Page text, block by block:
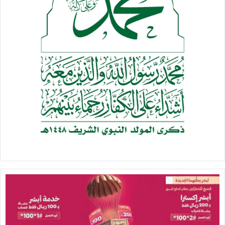
كما توجه الشيخ قاسم إلى أبناء قطاع غزة، قائلاً “أنتم مع
وستبقى فلسطين لأهلها وسنبقى إلى جانبكم”.
وأشاد الشيخ قاسم باليمن، قائلا إنه “شعلة الجهاد والنخوة وقد
شكّل أنموذجاً فريداً تمكن من أن يذل أميركا و”إسرائيل””.
كذلك، لفت الأمين العام إلى أن “الحضور الواسع كان ملفتاً جداً هذا
العام، في المجالس والشوارع والمضائف واللطميات، وهو مميّز جداً